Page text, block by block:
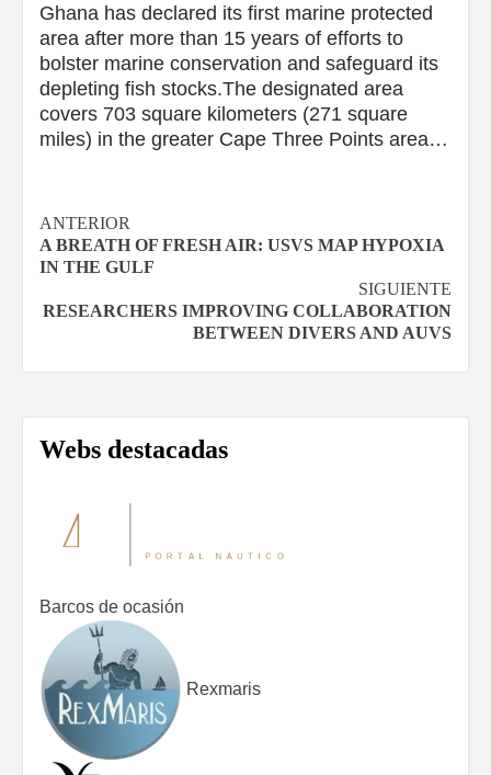
Ghana has declared its first marine protected
area after more than 15 years of efforts to
bolster marine conservation and safeguard its
depleting fish stocks.The designated area
covers 703 square kilometers (271 square
miles) in the greater Cape Three Points area…
Navegación
de
entradas
ANTERIOR
A BREATH OF FRESH AIR: USVS MAP HYPOXIA
IN THE GULF
SIGUIENTE
RESEARCHERS IMPROVING COLLABORATION
BETWEEN DIVERS AND AUVS
Webs destacadas
Barcos de ocasión
Rexmaris